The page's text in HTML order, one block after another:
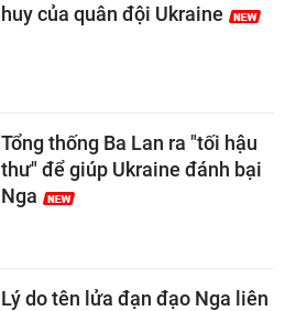
huy của quân đội Ukraine
Tổng thống Ba Lan ra "tối hậu
thư" để giúp Ukraine đánh bại
Nga
Lý do tên lửa đạn đạo Nga liên